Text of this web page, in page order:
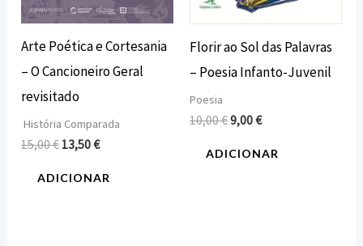
Arte Poética e Cortesania
– O Cancioneiro Geral
revisitado
História Comparada
15,00€ 13,50€
ADICIONAR
Florir ao Sol das Palavras
– Poesia Infanto-Juvenil
Poesia
10,00€9,00€
ADICIONAR